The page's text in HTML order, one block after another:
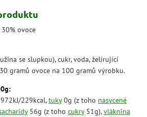
ovoce
se slupkou), cukr, voda, želírující
gramů ovoce na 100 gramů výrobku.
972kJ/229kcal,tuky0g (z toho nasycené
56g (z toho cukry51g),vláknina